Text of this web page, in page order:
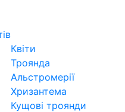
Квіти
Троянда
Альстромерії
Хризантема
Кущові троянди